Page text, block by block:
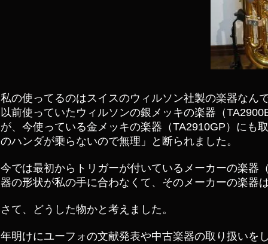
私の使ってるのはスイスのウィルソン社製の楽器なん
以前使っていたウィルソンの銀メッキの楽器（
が、今使っている金メッキの楽器（TA2910GP）にも
のハンダが乗らないので無理」と断られました。
今では最初からトリガーが付いているメーカーの楽器
器の形状が私の手に合わなくて、そのメーカーの楽器
さて、どうした物かと考えました。
年明けにユーフォの文献発表や中古楽器の取り扱いを